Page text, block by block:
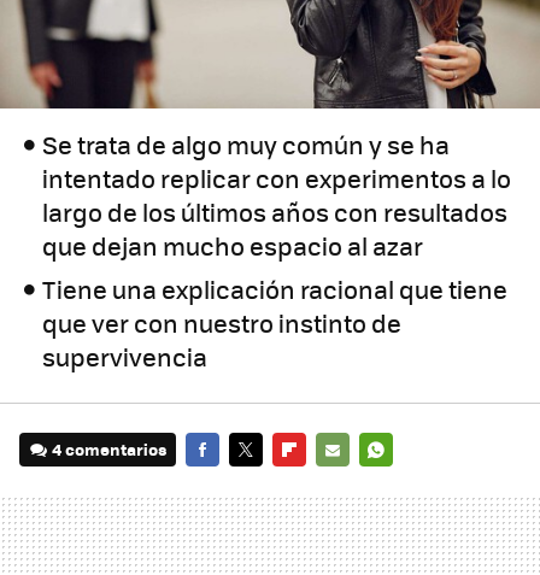
Se trata de algo muy común y se ha
intentado replicar con experimentos a lo
largo de los últimos años con resultados
que dejan mucho espacio al azar
Tiene una explicación racional que tiene
que ver con nuestro instinto de
supervivencia
4 comentarios
MAIL